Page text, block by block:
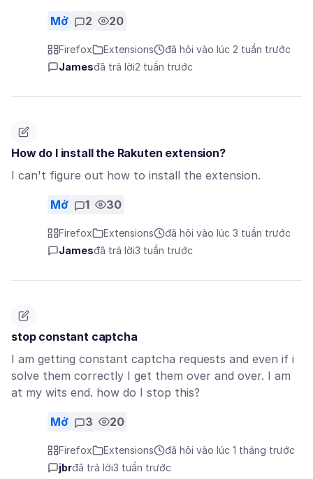
Mở 2 20
Firefox Extensions
đã hỏi vào lúc 2 tuần trước
Jamesđã trả lời2 tuần trước
How do I install the Rakuten extension?
I can't figure out how to install the extension.
Mở 1 30
Firefox Extensions
đã hỏi vào lúc 3 tuần trước
Jamesđã trả lời3 tuần trước
stop constant captcha
I am getting constant captcha requests and even if i
solve them correctly I get them over and over. I am
at my wits end. how do I stop this?
Mở 3 20
Firefox Extensions
đã hỏi vào lúc 1 tháng trước
jbrđã trả lời3 tuần trước